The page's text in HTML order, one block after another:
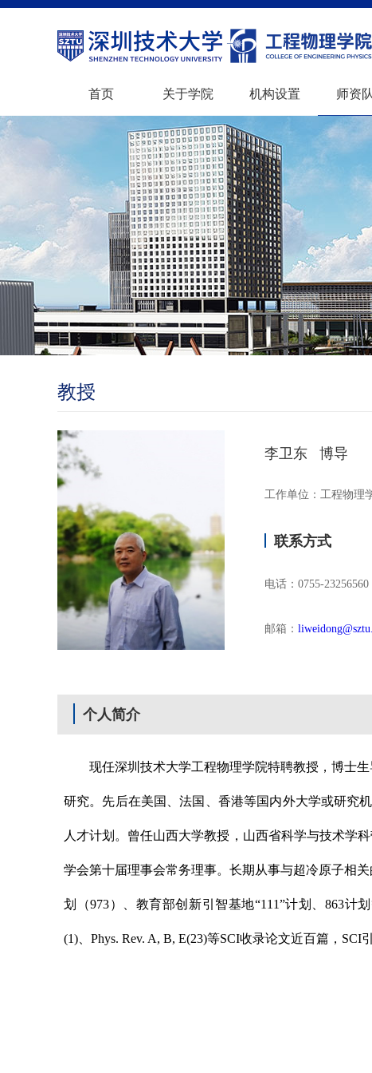
首页 关于学院 机构设置 师资
教授
李卫东 博导
工作单位：工程物理
联系方式
电话：0755-23256560
邮箱：
个人简介
现任深圳技术大学工程物理学院特聘教授，博士
研究。先后在美国、法国、香港等国内外大学或研究
人才计划。曾任山西大学教授，山西省科学与技术学
学会第十届理事会常务理事。长期从事与超冷原子相
划（973）、教育部创新引智基地“111”计划、863计
(1)、Phys. Rev. A, B, E(23)等SCI收录论文近百篇，SCI